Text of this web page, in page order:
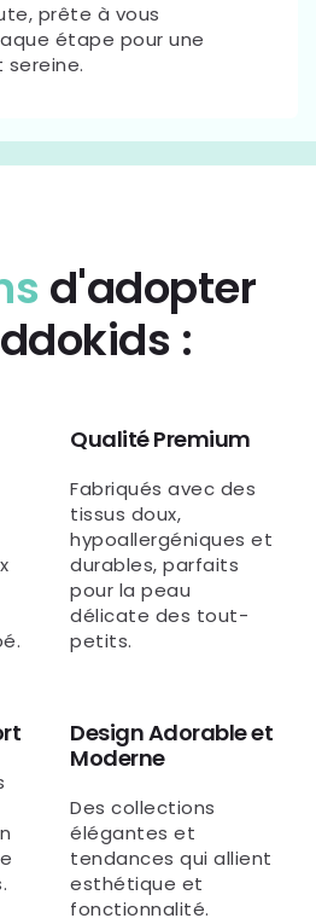
prête à vous
étape pour une
sereine.
d'adopter
:
Qualité Premium
Fabriqués avec des
tissus doux,
hypoallergéniques et
durables, parfaits
pour la peau
délicate des tout-
petits.
Design Adorable et
Moderne
Des collections
élégantes et
tendances qui allient
esthétique et
fonctionnalité.